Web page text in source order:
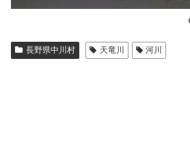
長野県中川村 天竜川 河川